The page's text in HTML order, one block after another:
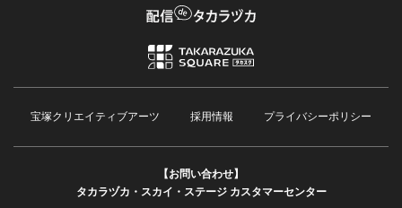
宝塚クリエイティブアーツ 採用情報 プライバシーポリシー
【お問い合わせ】
タカラヅカ・スカイ・ステージ カスタマーセンター